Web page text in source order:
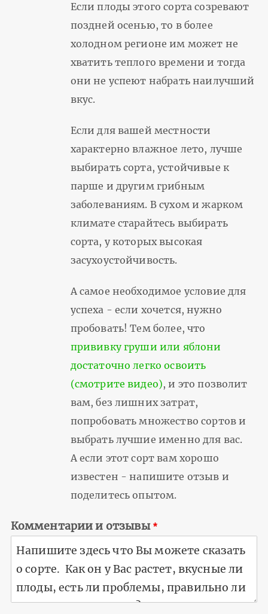
Если плоды этого сорта созревают
поздней осенью, то в более
холодном регионе им может не
хватить теплого времени и тогда
они не успеют набрать наилучший
вкус.
Если для вашей местности
характерно влажное лето, лучше
выбирать сорта, устойчивые к
парше и другим грибным
заболеваниям. В сухом и жарком
климате старайтесь выбирать
сорта, у которых высокая
засухоустойчивость.
А самое необходимое условие для
успеха - если хочется, нужно
пробовать! Тем более, что
прививку груши или яблони
достаточно легко освоить
(смотрите видео), и это позволит
вам, без лишних затрат,
попробовать множество сортов и
выбрать лучшие именно для вас.
А если этот сорт вам хорошо
известен - напишите отзыв и
поделитесь опытом.
Комментарии и отзывы